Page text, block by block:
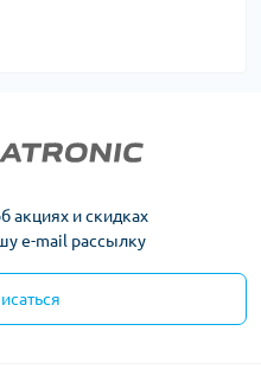
акциях и скидках
e-mail рассылку